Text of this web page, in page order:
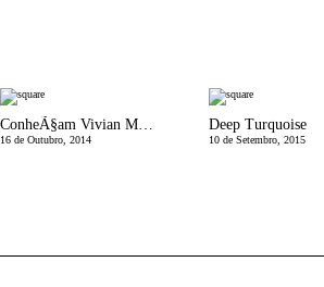
16 de Outubro, 2014
Deep Turquoise
10 de Setembro, 2015